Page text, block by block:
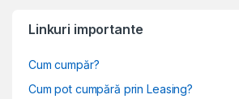
Linkuri importante
Cum cumpăr?
Cum pot cumpără prin Leasing?